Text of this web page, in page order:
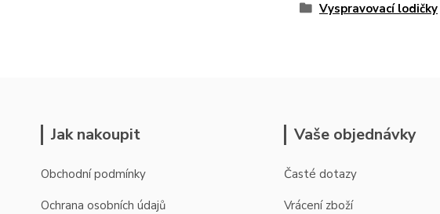
Vyspravovací lodičky
Jak nakoupit
Obchodní podmínky
Ochrana osobních údajů
Vaše objednávky
Časté dotazy
Vrácení zboží